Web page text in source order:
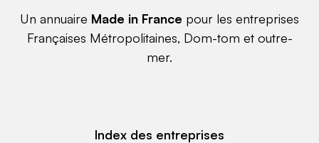
Un annuaire Made in France pour les entreprises
Françaises Métropolitaines, Dom-tom et outre-
mer.
Index des entreprises